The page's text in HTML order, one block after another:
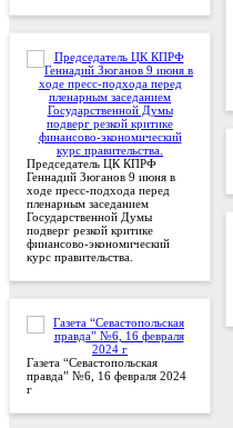
Председатель ЦК КПРФ
Геннадий Зюганов 9 июня в
ходе пресс-подхода перед
пленарным заседанием
Государственной Думы
подверг резкой критике
финансово-экономический
курс правительства.
Газета “Севастопольская
правда” №6, 16 февраля 2024
г